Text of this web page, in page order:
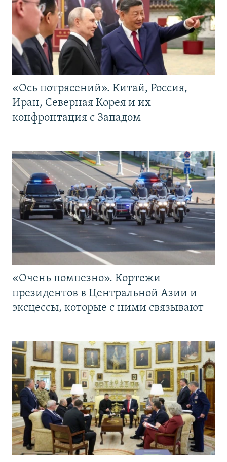
«Ось потрясений». Китай, Россия,
Иран, Северная Корея и их
конфронтация с Западом
«Очень помпезно». Кортежи
президентов в Центральной Азии и
эксцессы, которые с ними связывают